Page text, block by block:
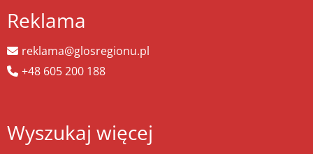
Reklama
reklama@glosregionu.pl
+48 605 200 188
Wyszukaj więcej